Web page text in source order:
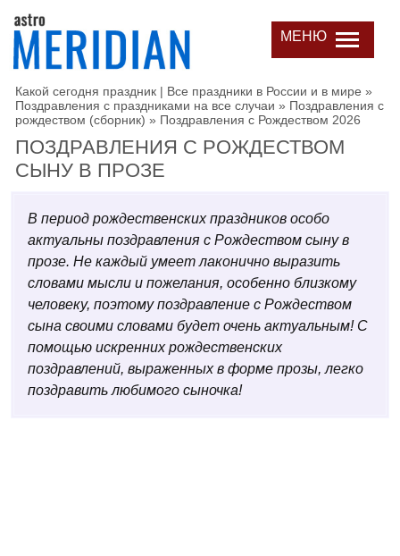
МЕНЮ
Какой сегодня праздник | Все праздники в России и в мире »
Поздравления с праздниками на все случаи » Поздравления с
рождеством (сборник) » Поздравления с Рождеством 2026
ПОЗДРАВЛЕНИЯ С РОЖДЕСТВОМ
СЫНУ В ПРОЗЕ
В период рождественских праздников особо
актуальны поздравления с Рождеством сыну в
прозе. Не каждый умеет лаконично выразить
словами мысли и пожелания, особенно близкому
человеку, поэтому поздравление с Рождеством
сына своими словами будет очень актуальным! С
помощью искренних рождественских
поздравлений, выраженных в форме прозы, легко
поздравить любимого сыночка!